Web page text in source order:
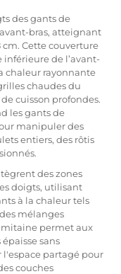
des gants de
bras, atteignant
Cette couverture
de l’avant-
chaleur rayonnante
chaudes du
cuisson profondes.
les gants de
manipuler des
entiers, des rôtis
des zones
doigts, utilisant
à la chaleur tels
mélanges
mitaine permet aux
sans
partagé pour
couches